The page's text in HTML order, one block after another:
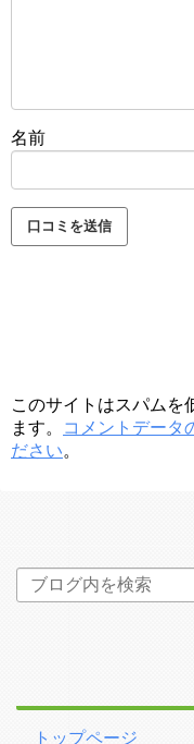
名前
このサイトはスパムを
ます。
コメントデータ
ださい。
トップページ